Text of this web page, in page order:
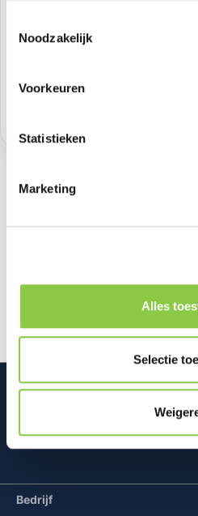
Noodzakelijk
Voorkeuren
Statistieken
Marketing
Alles
Selectie
Productnummer:
Beschrijving
Bescherm je Samsung
Bedrijf